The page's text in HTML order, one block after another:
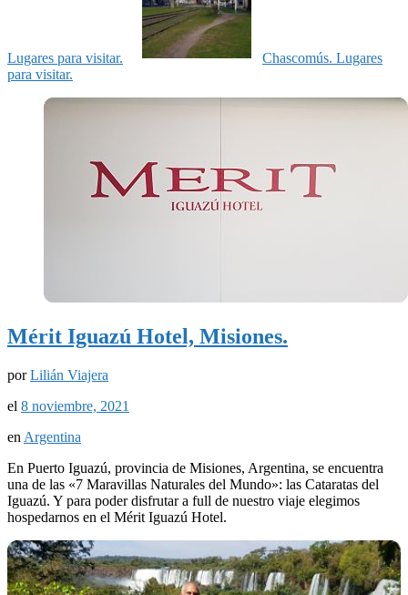
Lugares para visitar.
Chascomús. Lugares
para visitar.
Mérit Iguazú Hotel, Misiones.
porLilián Viajera
el 8 noviembre, 2021
en Argentina
En Puerto Iguazú, provincia de Misiones, Argentina, se encuentra
una de las «7 Maravillas Naturales del Mundo»: las Cataratas del
Iguazú. Y para poder disfrutar a full de nuestro viaje elegimos
hospedarnos en el Mérit Iguazú Hotel.